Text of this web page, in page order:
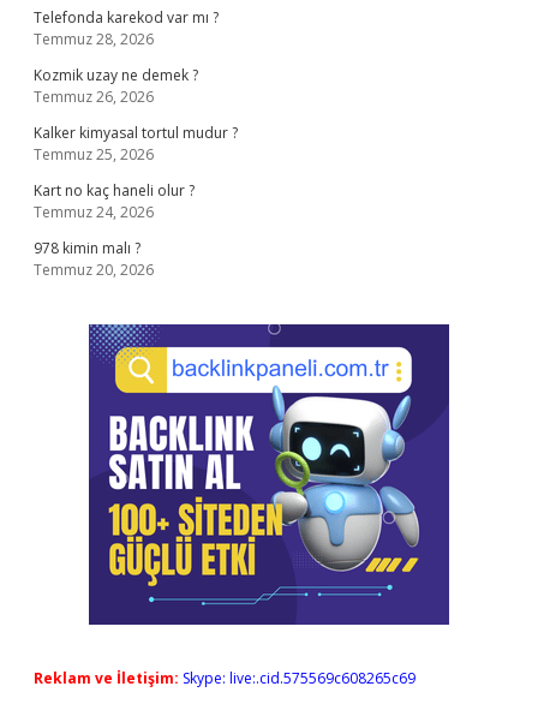
Telefonda karekod var mı ?
Temmuz 28, 2026
Kozmik uzay ne demek ?
Temmuz 26, 2026
Kalker kimyasal tortul mudur ?
Temmuz 25, 2026
Kart no kaç haneli olur ?
Temmuz 24, 2026
978 kimin malı ?
Temmuz 20, 2026
Reklam ve İletişim: Skype: live:.cid.575569c608265c69